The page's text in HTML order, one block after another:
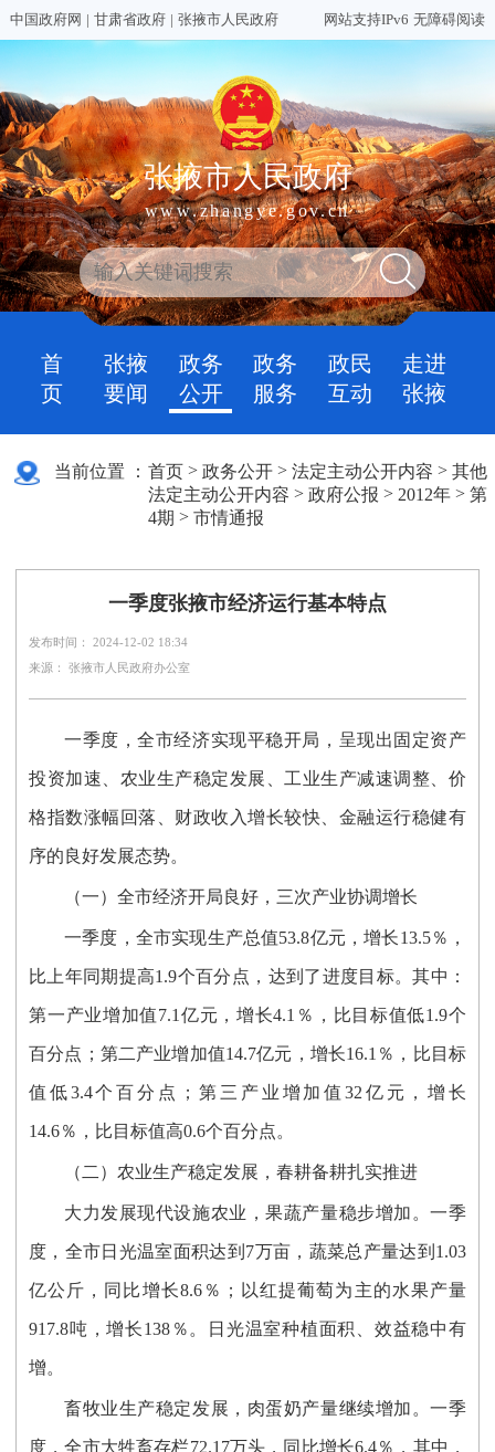
中国政府网 | 甘肃省政府 | 张掖市人民政府 网站支持IPv6 无障碍阅读
张掖市人民政府
www.zhangye.gov.cn
首
页
张掖
要闻
政务
公开
政务
服务
政民
互动
走进
张掖
当前位置 ： 首页 >政务公开 >法定主动公开内容 >其他
法定主动公开内容 >政府公报 > 2012年 >第
4期 >市情通报
一季度张掖市经济运行基本特点
发布时间： 2024-12-02 18:34
来源： 张掖市人民政府办公室
一季度，全市经济实现平稳开局，呈现出固定资产
投资加速、农业生产稳定发展、工业生产减速调整、价
格指数涨幅回落、财政收入增长较快、金融运行稳健有
序的良好发展态势。
（一）全市经济开局良好，三次产业协调增长
一季度，全市实现生产总值53.8亿元，增长13.5％，
比上年同期提高1.9个百分点，达到了进度目标。其中：
第一产业增加值7.1亿元，增长4.1％，比目标值低1.9个
百分点；第二产业增加值14.7亿元，增长16.1％，比目标
值低3.4个百分点；第三产业增加值32亿元，增长
14.6％，比目标值高0.6个百分点。
（二）农业生产稳定发展，春耕备耕扎实推进
大力发展现代设施农业，果蔬产量稳步增加。一季
度，全市日光温室面积达到7万亩，蔬菜总产量达到1.03
亿公斤，同比增长8.6％；以红提葡萄为主的水果产量
917.8吨，增长138％。日光温室种植面积、效益稳中有
增。
畜牧业生产稳定发展，肉蛋奶产量继续增加。一季
度，全市大牲畜存栏72.17万头，同比增长6.4％，其中，